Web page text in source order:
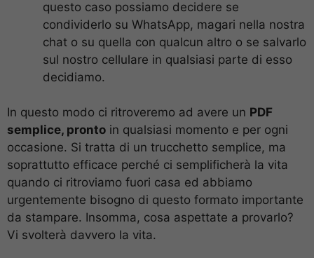
questo caso possiamo decidere se
condividerlo su WhatsApp, magari nella nostra
chat o su quella con qualcun altro o se salvarlo
sul nostro cellulare in qualsiasi parte di esso
decidiamo.
In questo modo ci ritroveremo ad avere un PDF
semplice, pronto in qualsiasi momento e per ogni
occasione. Si tratta di un trucchetto semplice, ma
soprattutto efficace perché ci semplificherà la vita
quando ci ritroviamo fuori casa ed abbiamo
urgentemente bisogno di questo formato importante
da stampare. Insomma, cosa aspettate a provarlo?
Vi svolterà davvero la vita.